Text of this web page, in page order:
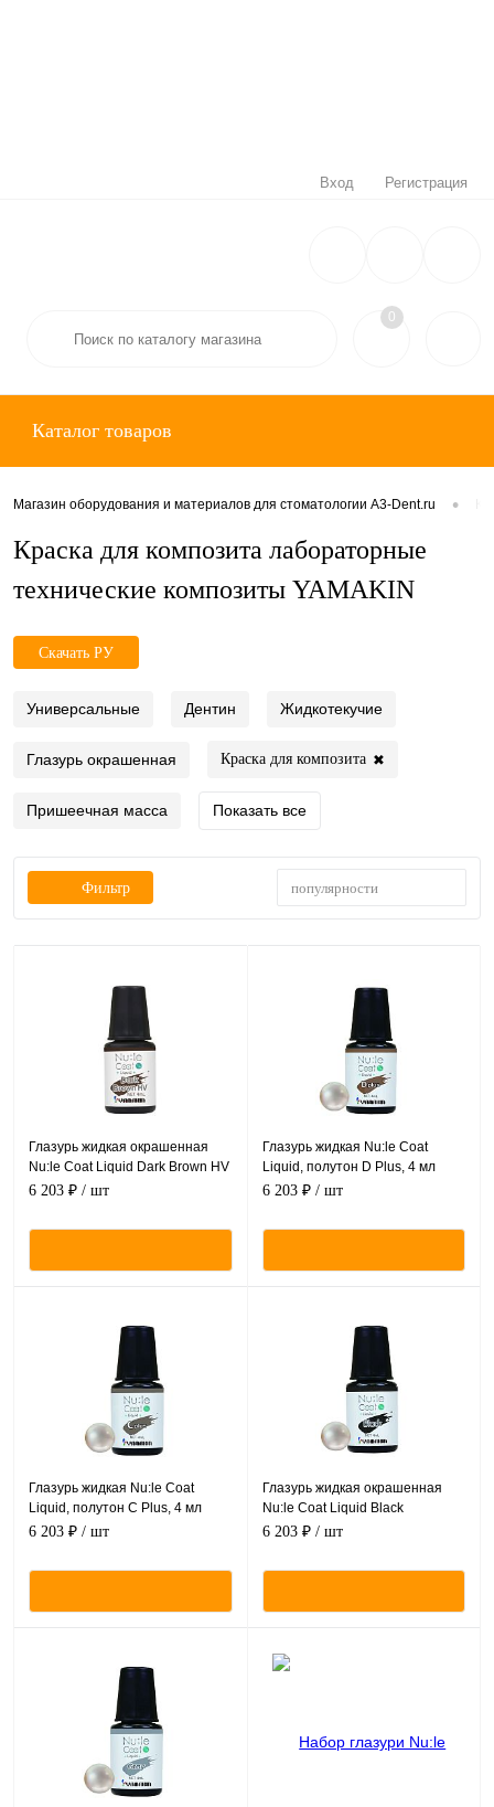
Вход Регистрация
0
Каталог товаров
Магазин оборудования и материалов для стоматологии A3-Dent.ru •
Краска для композита лабораторные
технические композиты YAMAKIN
Скачать РУ
Универсальные Дентин Жидкотекучие
Глазурь окрашенная Краска для композита ✖
Пришеечная масса Показать все
Фильтр популярности
Глазурь жидкая окрашенная
Nu:le Coat Liquid Dark Brown HV
(темно-коричневый), 4 мл
6 203 ₽ / шт
Глазурь жидкая Nu:le Coat
Liquid, полутон D Plus, 4 мл
6 203 ₽ / шт
Глазурь жидкая Nu:le Coat
Liquid, полутон C Plus, 4 мл
6 203 ₽ / шт
Глазурь жидкая окрашенная
Nu:le Coat Liquid Black
(черный),4 мл
6 203 ₽ / шт